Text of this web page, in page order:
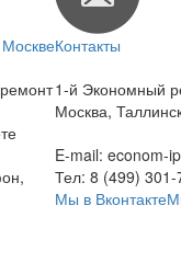
Контакты
1-й Экономный
Москва,
E-mail: econom-
Тел: 8 (499) 301-
Мы в Вконтакте